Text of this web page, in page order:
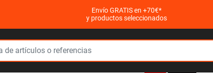
Envío GRATIS en +70€*
y productos seleccionados